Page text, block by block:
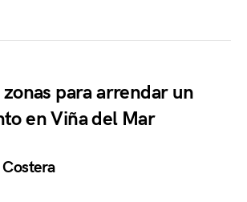
zonas para arrendar un
en Viña del Mar